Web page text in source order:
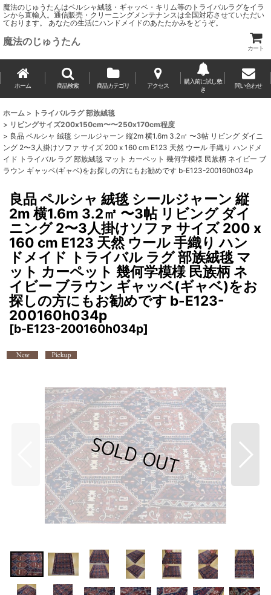
魔法のじゅうたんはペルシャ絨毯・ギャッベ・キリム等のトライバルラグをイラ
ンから直輸入。通信販売・クリーニングメンテナンスは全国対応させていただい
ております。 あなたの生活にハンドメイドのあたたかみをどうぞ。
魔法のじゅうたん
カート
ホーム 商品検索 商品カテゴリ アクセス
購入前に試し敷
き
問い合わせ
ホーム > トライバルラグ 部族絨毯
> リビングサイズ200x150cm〜〜250x170cm程度
> 良品 ペルシャ 絨毯 シールジャーン 縦2m 横1.6m 3.2㎡ 〜3帖 リビング ダイニ
ング 2〜3人掛けソファ サイズ 200 x 160 cm E123 天然 ウール 手織り ハンドメ
イド トライバル ラグ 部族絨毯 マット カーペット 幾何学模様 民族柄 ネイビー ブ
ラウン ギャッベ(ギャベ)をお探しの方にもお勧めです b-E123-200160h034p
良品 ペルシャ 絨毯 シールジャーン 縦
2m 横1.6m 3.2㎡ 〜3帖 リビング ダイ
ニング 2〜3人掛けソファ サイズ 200 x
160 cm E123 天然 ウール 手織り ハン
ドメイド トライバル ラグ 部族絨毯 マ
ット カーペット 幾何学模様 民族柄 ネ
イビー ブラウン ギャッベ(ギャベ)をお
探しの方にもお勧めです b-E123-
200160h034p
[b-E123-200160h034p]